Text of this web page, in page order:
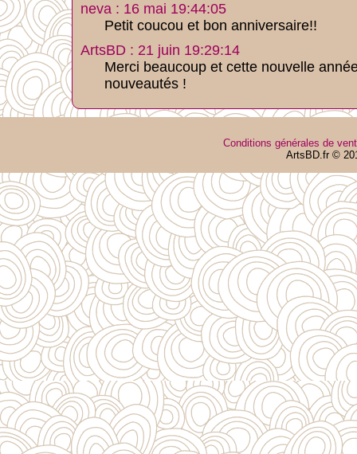
neva : 16 mai 19:44:05
Petit coucou et bon anniversaire!!
ArtsBD : 21 juin 19:29:14
Merci beaucoup et cette nouvelle
nouveautés !
Conditions générales de
ArtsBD.fr ©